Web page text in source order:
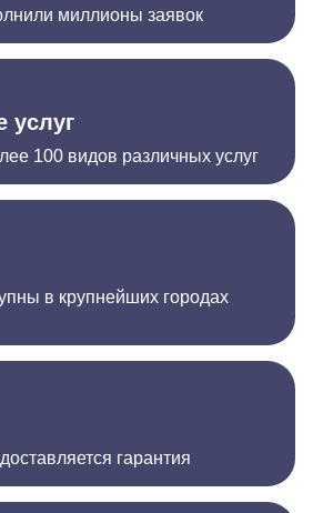
миллионы заявок
услуг
100 видов различных услуг
в крупнейших городах
гарантия